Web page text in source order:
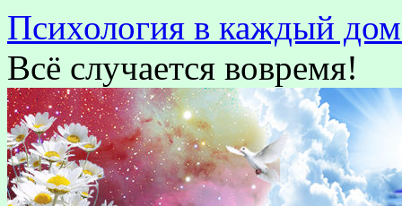
Психология в каждый
Всё случается вовремя!